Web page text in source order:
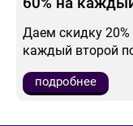
Даем скидку 20%
каждый второй
подробнее